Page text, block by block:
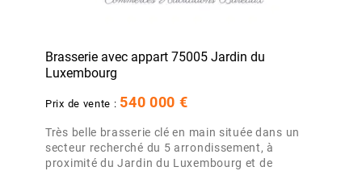
Brasserie avec appart 75005 Jardin du
Luxembourg
Prix de vente : 540 000 €
Très belle brasserie clé en main située dans un
secteur recherché du 5 arrondissement, à
proximité du Jardin du Luxembourg et de